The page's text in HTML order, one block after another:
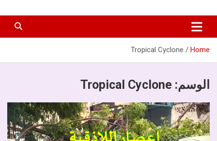
Home
Tropical Cyclone
الوسم: Tropical Cyclone